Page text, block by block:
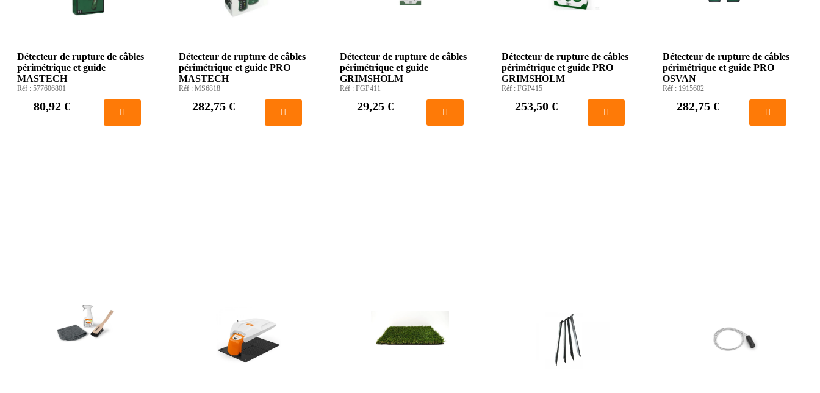
Détecteur de rupture de câbles
périmétrique et guide
MASTECH
Réf : 577606801
80,92 €
Détecteur de rupture de câbles
périmétrique et guide PRO
MASTECH
Réf : MS6818
282,75 €
Détecteur de rupture de câbles
périmétrique et guide
GRIMSHOLM
Réf :FGP411
29,25 €
Détecteur de rupture de câbles
périmétrique et guide PRO
GRIMSHOLM
Réf : FGP415
253,50 €
Détecteur de rupture de câbles
périmétrique et guide PRO
OSVAN
Réf : 1915602
282,75 €